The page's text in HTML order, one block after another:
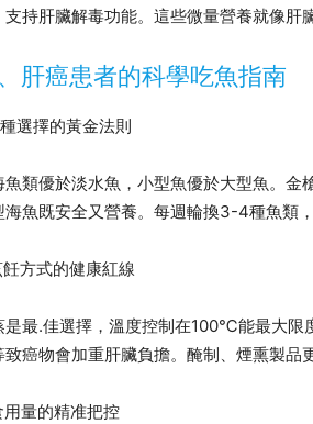
支持肝臟解毒功能。這些微量營養就像肝
肝癌患者的科學吃魚指南
選擇的黃金法則
魚類優於淡水魚，小型魚優於大型魚。
海魚既安全又營養。每週輪換3-4種魚類
方式的健康紅線
是最.佳選擇，溫度控制在100℃能最大限
致癌物會加重肝臟負擔。醃制、煙熏製品
用量的精准把控